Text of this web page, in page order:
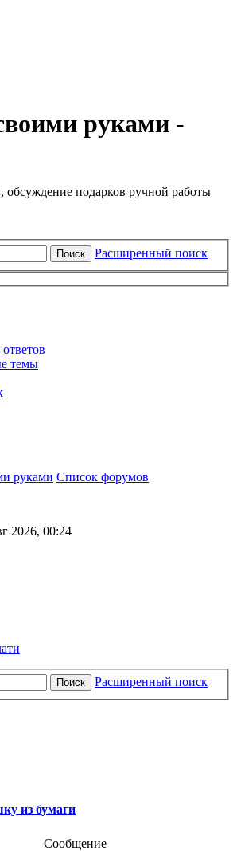
руками -
обсуждение подарков ручной работы
Поиск Расширенный поиск
темы
руками Список форумов
2026, 00:24
Поиск
Расширенный поиск
из бумаги
Сообщение